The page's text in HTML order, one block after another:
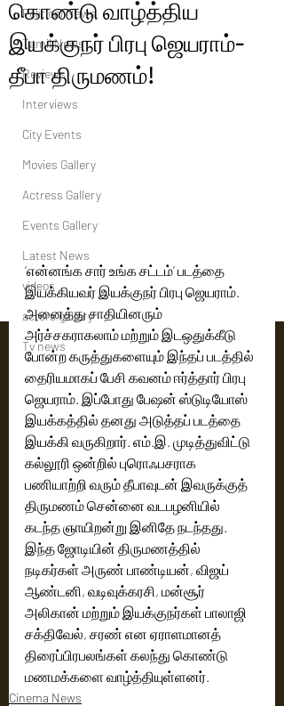
Political News
Tamil News
Reviews
Interviews
City Events
Movies Gallery
Actress Gallery
Events Gallery
Latest News
videos
actors gallery
Tv news
கொண்டு வாழ்த்திய
இயக்குநர் பிரபு ஜெயராம்-
தீபா திருமணம்!
‘என்னங்க சார் உங்க சட்டம்’ படத்தை
இயக்கியவர் இயக்குநர் பிரபு ஜெயராம்.
அனைத்து சாதியினரும்
அர்ச்சகராகலாம் மற்றும் இடஒதுக்கீடு
போன்ற கருத்துகளையும் இந்தப் படத்தில்
தைரியமாகப் பேசி கவனம் ஈர்த்தார் பிரபு
ஜெயராம். இப்போது பேஷன் ஸ்டுடியோஸ்
இயக்கத்தில் தனது அடுத்தப் படத்தை
இயக்கி வருகிறார். எம்.இ. முடித்துவிட்டு
கல்லூரி ஒன்றில் புரொஃபசராக
பணியாற்றி வரும் தீபாவுடன் இவருக்குத்
திருமணம் சென்னை வடபழனியில்
கடந்த ஞாயிறன்று இனிதே நடந்தது.
இந்த ஜோடியின் திருமணத்தில்
நடிகர்கள் அருண் பாண்டியன், விஜய்
ஆண்டனி, வடிவுக்கரசி, மன்சூர்
அலிகான் மற்றும் இயக்குநர்கள் பாலாஜி
சக்திவேல், சரண் என ஏராளமானத்
திரைப்பிரபலங்கள் கலந்து கொண்டு
மணமக்களை வாழ்த்தியுள்ளனர்.
Cinema News